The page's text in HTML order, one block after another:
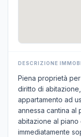
DESCRIZIONE
Piena proprietà
diritto di
appartamento ad
annessa cantina al
abitazione al piano
immediatamente